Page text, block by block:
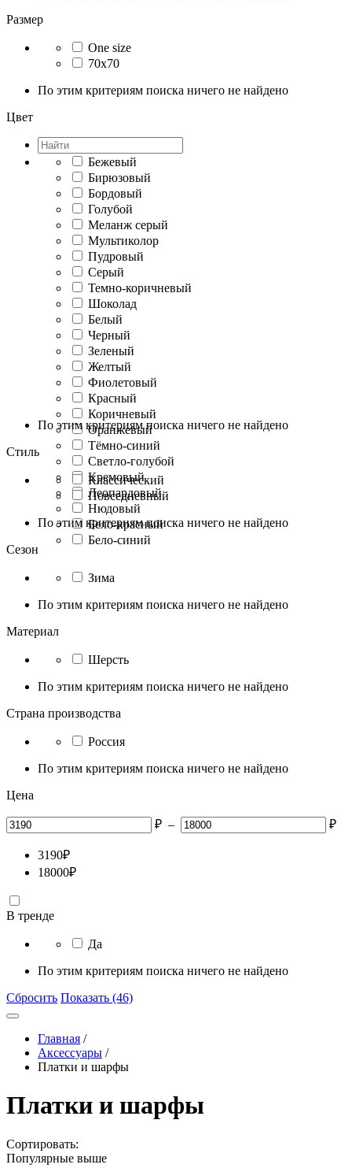
Размер
One size
70x70
По этим критериям поиска ничего не найдено
Цвет
Бежевый
Бирюзовый
Бордовый
Голубой
Меланж серый
Мультиколор
Пудровый
Серый
Темно-коричневый
Шоколад
Белый
Черный
Зеленый
Желтый
Фиолетовый
Красный
Коричневый
Оранжевый
Тёмно-синий
Светло-голубой
Кремовый
Леопардовый
Нюдовый
Бело-красный
Бело-синий
По этим критериям поиска ничего не найдено
Стиль
Классический
Повседневный
По этим критериям поиска ничего не найдено
Сезон
Зима
По этим критериям поиска ничего не найдено
Материал
Шерсть
По этим критериям поиска ничего не найдено
Страна производства
Россия
По этим критериям поиска ничего не найдено
Цена
₽ – ₽
3190₽
18000₽
В тренде
Да
По этим критериям поиска ничего не найдено
Сбросить Показать (46)
Главная /
Аксессуары /
Платки и шарфы
Платки и шарфы
Сортировать:
Популярные выше